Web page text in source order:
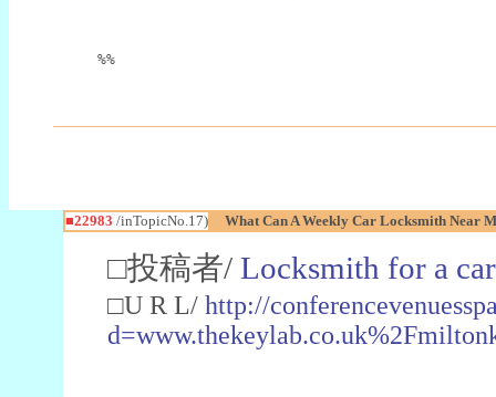
%%
■22983 /inTopicNo.17) What Can A Weekly Car Locksmith Near
□投稿者/ Locksmith for a car
□U R L/ http://